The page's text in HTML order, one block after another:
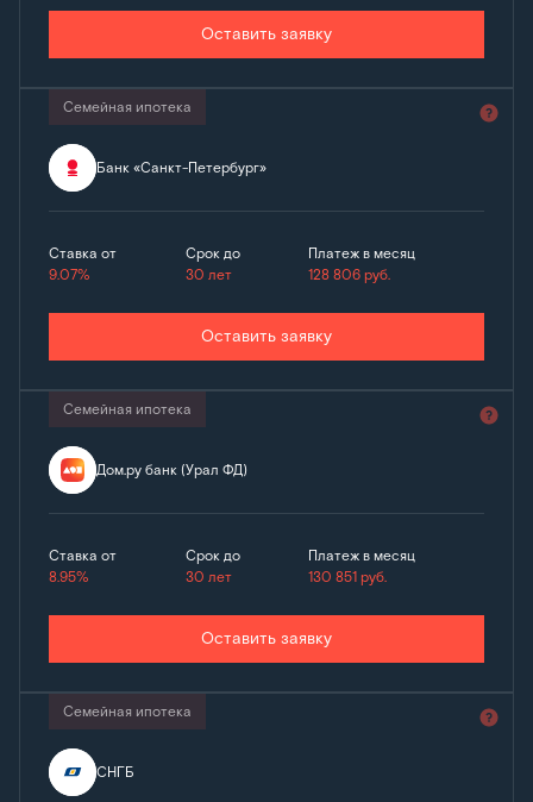
Оставить заявку
Семейная ипотека
Банк «Санкт-Петербург»
Ставка от
9.07%
Срок до
30 лет
Платеж в месяц
128 806руб.
Оставить заявку
Семейная ипотека
Дом.ру банк (Урал ФД)
Ставка от
8.95%
Срок до
30 лет
Платеж в месяц
130 851руб.
Оставить заявку
Семейная ипотека
СНГБ